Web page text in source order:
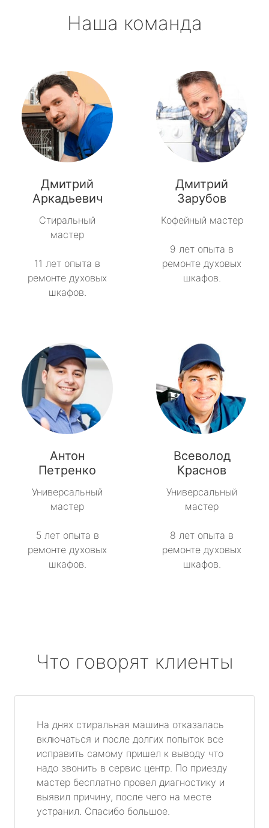
Наша команда
Дмитрий
Аркадьевич
Стиральный
мастер
11 лет опыта в
ремонте духовых
шкафов.
Дмитрий
Зарубов
Кофейный мастер
9 лет опыта в
ремонте духовых
шкафов.
Антон
Петренко
Универсальный
мастер
5 лет опыта в
ремонте духовых
шкафов.
Всеволод
Краснов
Универсальный
мастер
8 лет опыта в
ремонте духовых
шкафов.
Что говорят клиенты
На днях стиральная машина отказалась
включаться и после долгих попыток все
исправить самому пришел к выводу что
надо звонить в сервис центр. По приезду
мастер бесплатно провел диагностику и
выявил причину, после чего на месте
устранил. Спасибо большое.